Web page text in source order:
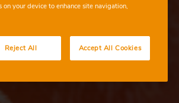
i mel
your device to enhance site navigation,
Reject All Accept All Cookies